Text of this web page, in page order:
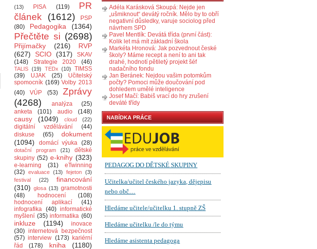
(13)
PISA (119)
PR
článek
(1612)
PSP
(80)
Pedagogika (1364)
Přečtěte si (2698)
Přijímačky (216)
RVP
(627)
SCIO (317)
SKAV
(148)
Strategie 2020 (46)
TALIS (19) TEDx (10)
TIMSS
(39)
UJAK (25)
Učitelský
spomocník (169) Volby 2013
(40)
VÚP (53)
Zprávy
(4268)
analýza
(25)
anketa
(101) audio (148)
causy (1049) cloud (22)
digitální vzdělávání
(44)
diskuse
(65)
dokument
(1094)
domácí výuka (28)
dotační program (21)
dětské
skupiny (52) e-knihy (323)
e-learning (31)
eTwinning
(32) evaluace (13) fejeton (3)
festival
(22)
financování
(310) glosa (13) gramotnosti
(48)
hodnocení
(108)
hodnocení aplikací
(41)
infografika (40) informatické
myšlení (35) informatika (60)
inkluze (1194)
inovace
(30) internetová bezpečnost
(57) interview (173) kariérní
řád
(178) kniha
(1180)
Adéla Karásková Skoupá: Nejde jen
„ušmiknout“ devátý ročník. Mělo by to obří
negativní důsledky, varuje sociolog před
návrhem SPD
Pavel Mentlík: Devátá třída (první část):
Kolik let má mít základní škola
Markéta Hronová: Jak pozvednout české
školy? Máme recept a není to ani tak
drahé, hodnotí pětiletý projekt šéf
nadačního fondu
Jan Beránek: Nejdou vašim potomkům
počty? Pomoci může doučování pod
dohledem umělé inteligence
Josef Mačí: Babiš vrací do hry zrušení
deváté třídy
NABÍDKA PRÁCE